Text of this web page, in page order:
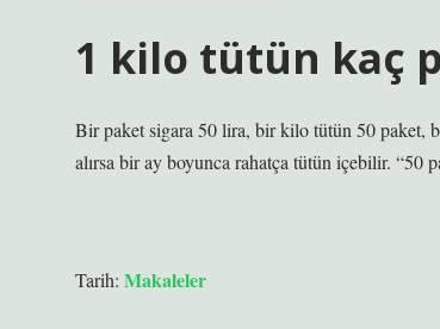
1 kilo tütün kaç
Bir paket sigara 50 lira, bir kilo tütün 50 paket,
alırsa bir ay boyunca rahatça tütün içebilir. “50
Tarih: Makaleler